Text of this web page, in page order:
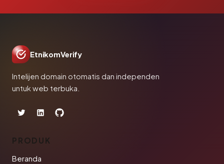
EtnikomVerify
Intelijen domain otomatis dan independen
untuk web terbuka.
PRODUK
Beranda